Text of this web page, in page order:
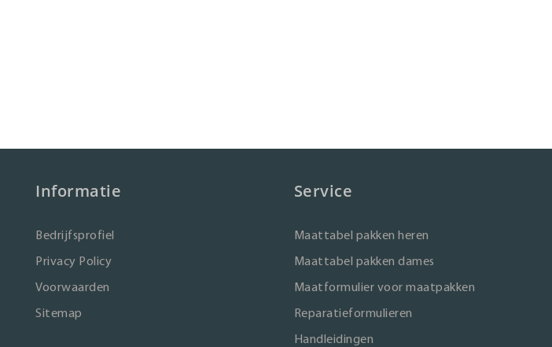
Informatie
Bedrijfsprofiel
Privacy Policy
Voorwaarden
Sitemap
Service
Maattabel pakken heren
Maattabel pakken dames
Maatformulier voor maatpakken
Reparatieformulieren
Handleidingen